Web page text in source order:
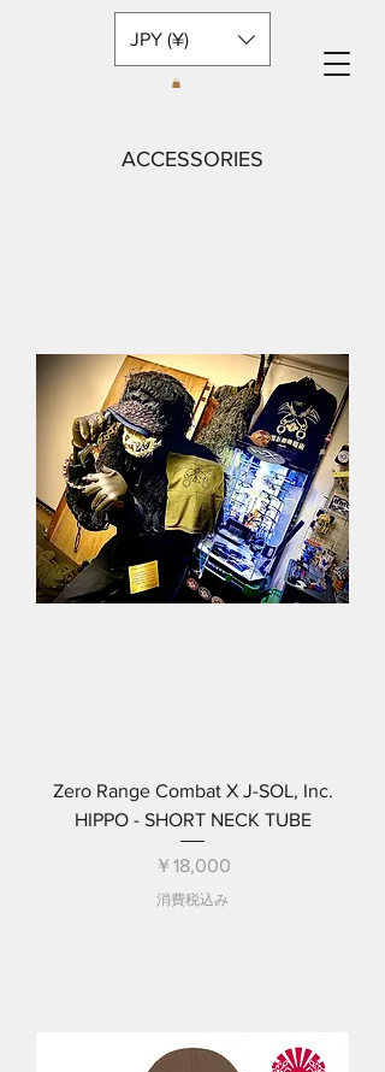
JPY (¥)
ACCESSORIES
Zero Range Combat X J-SOL, Inc.
HIPPO - SHORT NECK TUBE
価格
￥18,000
消費税込み